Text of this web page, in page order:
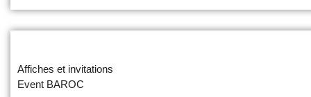
Affiches et invitations
Event BAROC